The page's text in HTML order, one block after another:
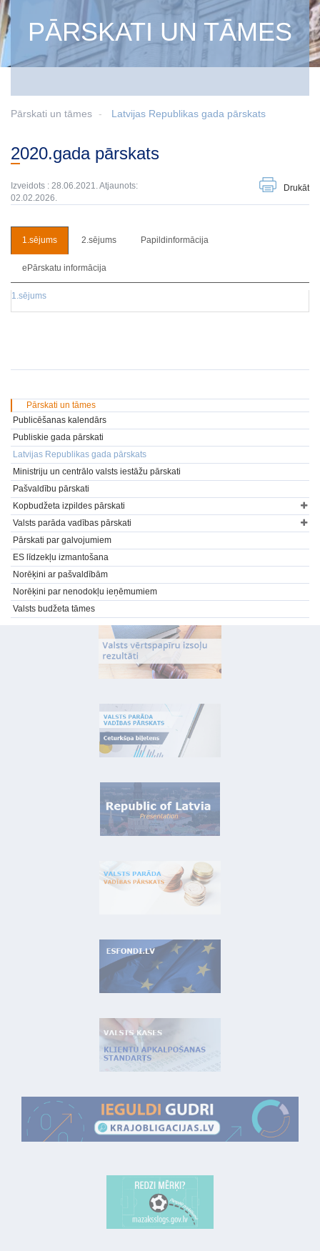
PĀRSKATI UN TĀMES
Pārskati un tāmes Latvijas Republikas gada pārskats
2020.gada pārskats
Izveidots : 28.06.2021. Atjaunots:
02.02.2026.
Drukāt
1.sējums 2.sējums Papildinformācija
ePārskatu informācija
1.sējums
Pārskati un tāmes
Publicēšanas kalendārs
Publiskie gada pārskati
Latvijas Republikas gada pārskats
Ministriju un centrālo valsts iestāžu pārskati
Pašvaldību pārskati
Kopbudžeta izpildes pārskati
Valsts parāda vadības pārskati
Pārskati par galvojumiem
ES līdzekļu izmantošana
Norēķini ar pašvaldībām
Norēķini par nenodokļu ieņēmumiem
Valsts budžeta tāmes